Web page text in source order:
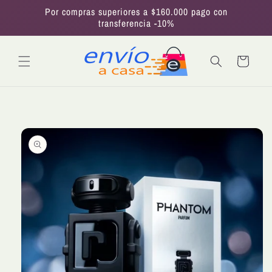
directamentePor compras superiores a $160.000 pago con
transferencia -10%
Carrito
información
del producto